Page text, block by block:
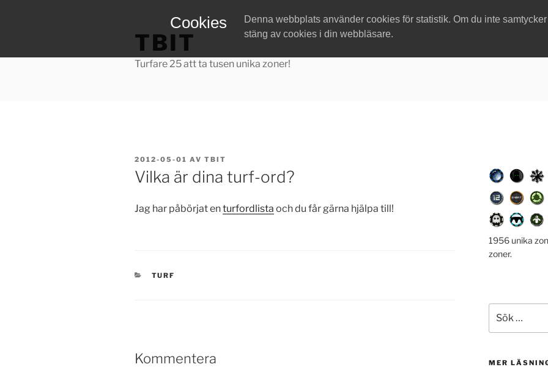
Cookies
Denna webbplats använder cookies för statistik. Om du inte
stäng av cookies i din webbläsare.
TBIT
Turfare 25 att ta tusen unika zoner!
PUBLICERAT
2012-05-01 AV TBIT
Vilka är dina turf-ord?
Jag har påbörjat enturfordlista och du får gärna hjälpa till!
KATEGORIER
TURF
Kommentera
1956 unika
zoner.
efter:
MER